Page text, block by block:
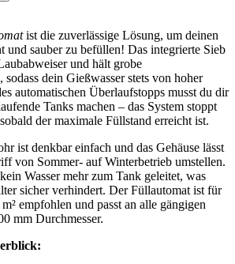
ist die zuverlässige Lösung, um deinen
und sauber zu befüllen! Das integrierte Sieb
und hält grobe
dein Gießwasser stets von hoher
automatischen Überlaufstopps musst du dir
Tanks machen – das System stoppt
der maximale Füllstand erreicht ist.
ist denkbar einfach und das Gehäuse lässt
von Sommer- auf Winterbetrieb umstellen.
Wasser mehr zum Tank geleitet, was
sicher verhindert. Der Füllautomat ist für
empfohlen und passt an alle gängigen
mm Durchmesser.